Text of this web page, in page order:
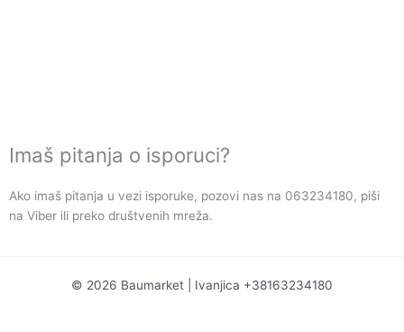
Imaš pitanja o isporuci?
Ako imaš pitanja u vezi isporuke, pozovi nas na 063234180, piši
na Viber ili preko društvenih mreža.
© 2026 Baumarket | Ivanjica +38163234180